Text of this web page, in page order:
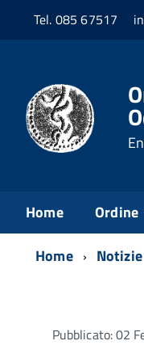
Tel. 085 67517
Home Ordine
Home Notizie
Pubblicato: 02